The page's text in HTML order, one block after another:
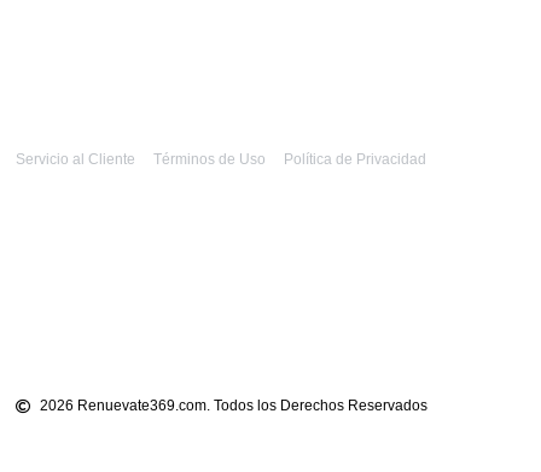
2026 Renuevate369.com. Todos los Derechos Reservados
Servicio al Cliente Términos de Uso Política de Privacidad